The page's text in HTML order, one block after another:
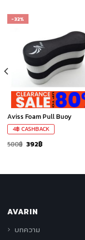
-32%
Aviss Foam Pull Buoy
4฿ CASHBACK
580฿ 392฿
AVARIN
บทความ